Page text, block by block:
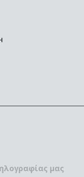
μας